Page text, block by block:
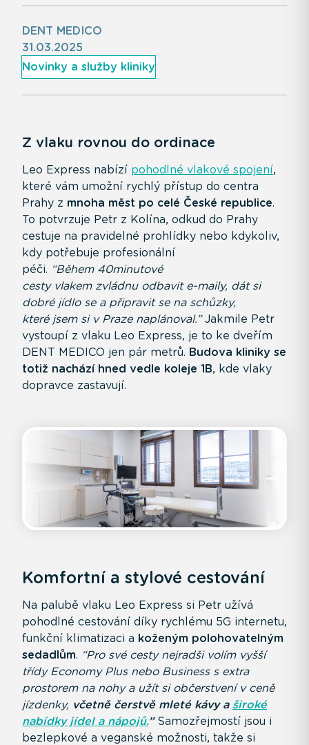
DENT MEDICO
31.03.2025
Novinky a služby kliniky
Z vlaku rovnou do ordinace
Leo Express nabízí pohodlné vlakové spojení,
které vám umožní rychlý přístup do centra
Prahy z mnoha měst po celé České republice.
To potvrzuje Petr z Kolína, odkud do Prahy
cestuje na pravidelné prohlídky nebo kdykoliv,
kdy potřebuje profesionální
péči. “Během 40minutové
cesty vlakem zvládnu odbavit e-maily, dát si
dobré jídlo se a připravit se na schůzky,
které jsem si v Praze naplánoval.”Jakmile Petr
vystoupí z vlaku Leo Express, je to ke dveřím
DENT MEDICO jen pár metrů. Budova kliniky se
totiž nachází hned vedle koleje 1B, kde vlaky
dopravce zastavují.
Komfortní a stylové cestování
Na palubě vlaku Leo Express si Petr užívá
pohodlné cestování díky rychlému 5G internetu,
funkční klimatizaci a koženým polohovatelným
sedadlům. “Pro své cesty nejradši volím vyšší
třídy Economy Plus nebo Business s extra
prostorem na nohy a užít si občerstvení v ceně
jízdenky, včetně čerstvě mleté kávy a široké
nabídky jídel a nápojů.” Samozřejmostí jsou i
bezlepkové a veganské možnosti, takže si